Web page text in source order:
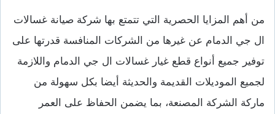
من أهم المزايا الحصرية التي تتمتع بها شركة صيانة غسالات
ال جي الدمام عن غيرها من الشركات المنافسة قدرتها على
توفير جميع أنواع قطع غيار غسالات ال جي الدمام واللازمة
لجميع الموديلات القديمة والحديثة أيضا بكل سهولة من
ماركة الشركة المصنعة، بما يضمن الحفاظ على العمر